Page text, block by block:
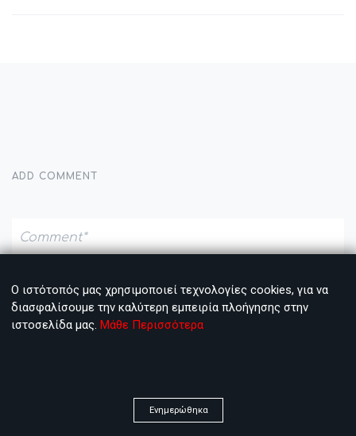
ADD COMMENT
Ο ιστότοπός μας χρησιμοποιεί τεχνολογίες cookies, για να
διασφαλίσουμε την καλύτερη εμπειρία πλοήγησης στην
ιστοσελίδα μας.Μάθε Περισσότερα
Ενημερώθηκα